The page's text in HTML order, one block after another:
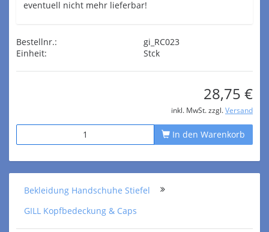
eventuell nicht mehr lieferbar!
Bestellnr.:
gi_RC023
Einheit:
Stck
28,75 €
inkl. MwSt. zzgl. Versand
In den Warenkorb
Bekleidung Handschuhe Stiefel
GILL Kopfbedeckung & Caps